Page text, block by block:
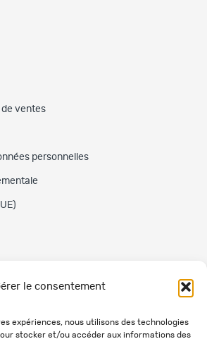
le consentement
expériences, nous utilisons des technologies
stocker et/ou accéder aux informations des
de ventes
personnelles